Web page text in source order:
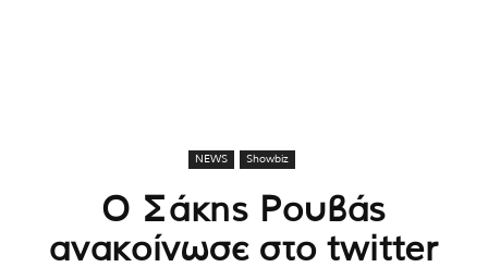
NEWS Showbiz
Ο Σάκης Ρουβάς
ανακοίνωσε στο twitter